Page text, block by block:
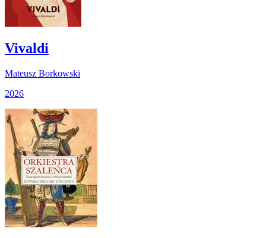
Vivaldi
Mateusz Borkowski
2026